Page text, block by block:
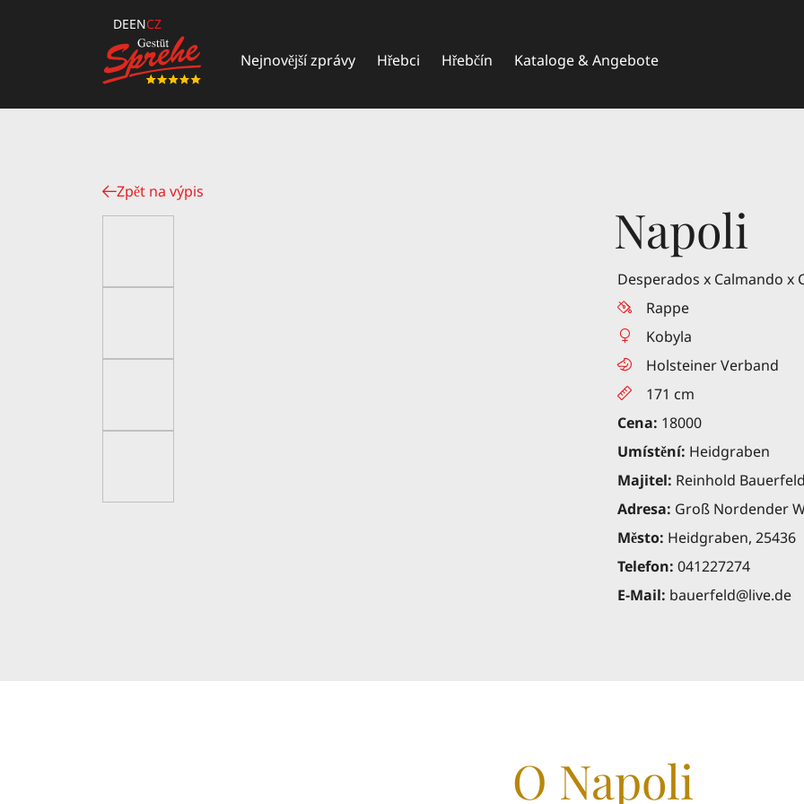
DEENCZ
Nejnovější zprávy Hřebci Hřebčín Kataloge & Angebote
Zpět na výpis
Napoli
Desperados x Calmando x
Rappe
Kobyla
Holsteiner Verband
171 cm
Cena: 18000
Umístění: Heidgraben
Majitel: Reinhold Bauerfeld
Adresa: Groß Nordender
Město: Heidgraben, 25436
Telefon: 041227274
E-Mail: bauerfeld@live.de
O Napoli